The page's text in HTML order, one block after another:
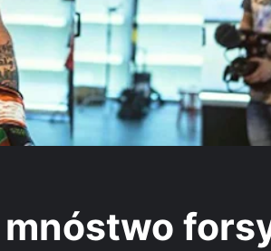
mnóstwo